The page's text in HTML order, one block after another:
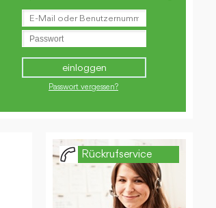
Passwort vergessen?
Rückrufservice